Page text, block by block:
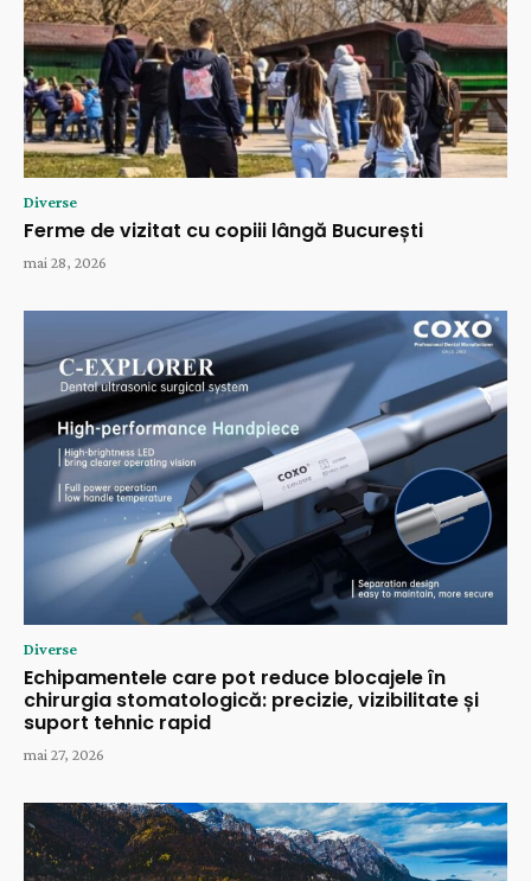
Diverse
Ferme de vizitat cu copiii lângă București
mai 28, 2026
Diverse
Echipamentele care pot reduce blocajele în
chirurgia stomatologică: precizie, vizibilitate și
suport tehnic rapid
mai 27, 2026